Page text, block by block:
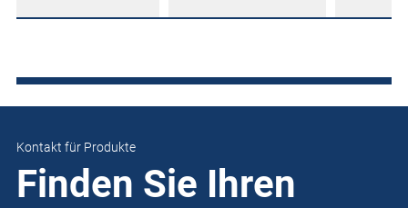
Kontakt für Produkte
Finden Sie Ihren